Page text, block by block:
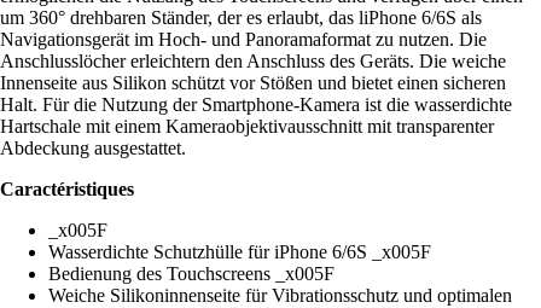
um 360° drehbaren Ständer, der es erlaubt, das liPhone 6/6S als
Navigationsgerät im Hoch- und Panoramaformat zu nutzen. Die
Anschlusslöcher erleichtern den Anschluss des Geräts. Die weiche
Innenseite aus Silikon schützt vor Stößen und bietet einen sicheren
Halt. Für die Nutzung der Smartphone-Kamera ist die wasserdichte
Hartschale mit einem Kameraobjektivausschnitt mit transparenter
Abdeckung ausgestattet.
Caractéristiques
_x005F
Wasserdichte Schutzhülle für iPhone 6/6S _x005F
Bedienung des Touchscreens _x005F
Weiche Silikoninnenseite für Vibrationsschutz und optimalen